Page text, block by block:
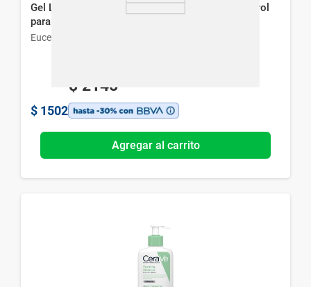
Gel Limpiador Diario Eucerin Dermopure Oil Control
para Piel Grasa x 400 ml
Eucerin
$ 2145
$ 1502
Agregar al carrito